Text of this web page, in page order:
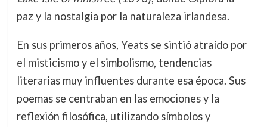
paz y la nostalgia por la naturaleza irlandesa.
En sus primeros años, Yeats se sintió atraído por
el misticismo y el simbolismo, tendencias
literarias muy influentes durante esa época. Sus
poemas se centraban en las emociones y la
reflexión filosófica, utilizando símbolos y